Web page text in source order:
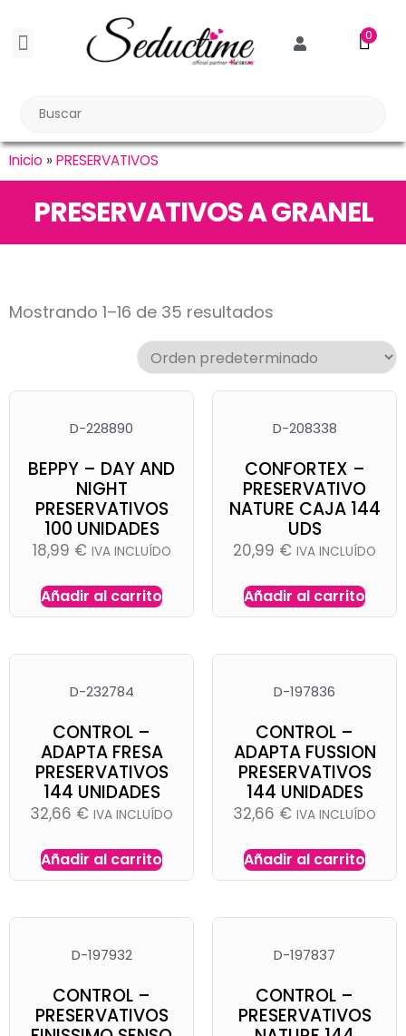
0
Inicio »PRESERVATIVOS
PRESERVATIVOS A GRANEL
Mostrando 1–16 de 35 resultados
D-228890
BEPPY – DAY AND
NIGHT
PRESERVATIVOS
100 UNIDADES
18,99 € IVA INCLUÍDO
Añadir al carrito
D-208338
CONFORTEX –
PRESERVATIVO
NATURE CAJA 144
UDS
20,99 € IVA INCLUÍDO
Añadir al carrito
D-232784
CONTROL –
ADAPTA FRESA
PRESERVATIVOS
144 UNIDADES
32,66 € IVA INCLUÍDO
Añadir al carrito
D-197836
CONTROL –
ADAPTA FUSSION
PRESERVATIVOS
144 UNIDADES
32,66 € IVA INCLUÍDO
Añadir al carrito
D-197932
CONTROL –
PRESERVATIVOS
D-197837
CONTROL –
PRESERVATIVOS